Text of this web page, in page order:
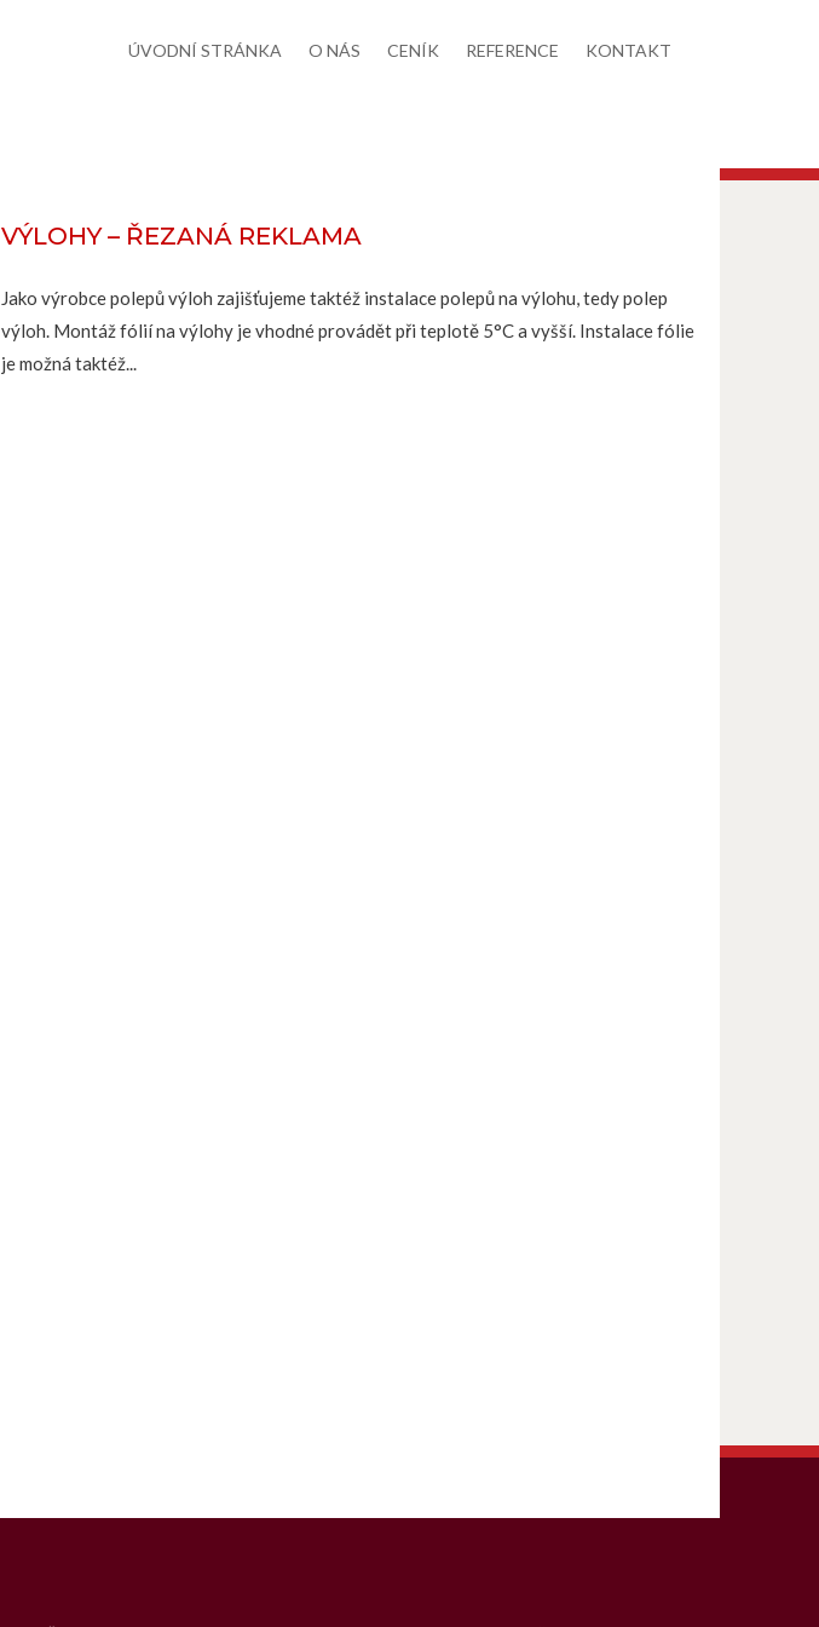
ÚVODNÍ STRÁNKA O NÁS CENÍK REFERENCE KONTAKT
VÝLOHY – ŘEZANÁ REKLAMA
Jako výrobce polepů výloh zajišťujeme taktéž instalace polepů na výlohu, tedy polep
výloh. Montáž fólií na výlohy je vhodné provádět při teplotě 5°C a vyšší. Instalace fólie
je možná taktéž...